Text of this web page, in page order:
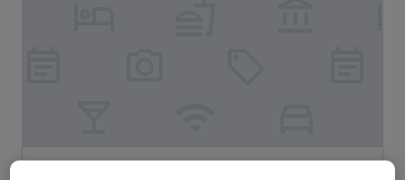
STUDIO INN NISHISHINJUKU